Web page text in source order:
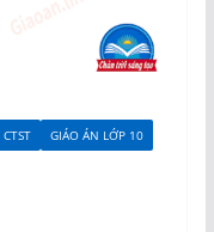
GIÁO ÁN LỚP 10